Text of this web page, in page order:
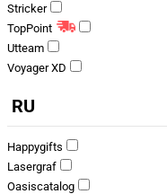
Stricker
TopPoint
Utteam
Voyager XD
RU
Happygifts
Lasergraf
Oasiscatalog